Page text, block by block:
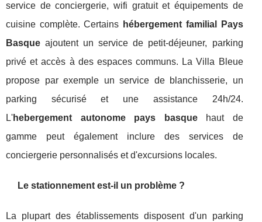
service de conciergerie, wifi gratuit et équipements de
cuisine complète. Certains hébergement familial Pays
Basque ajoutent un service de petit-déjeuner, parking
privé et accès à des espaces communs. La Villa Bleue
propose par exemple un service de blanchisserie, un
parking sécurisé et une assistance 24h/24.
L'hebergement autonome pays basquehaut de
gamme peut également inclure des services de
conciergerie personnalisés et d'excursions locales.
Le stationnement est-il un problème ?
La plupart des établissements disposent d'un parking